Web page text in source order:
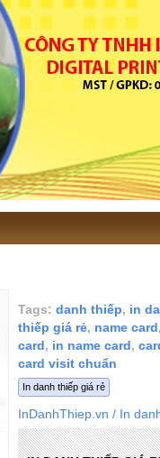
Tags: danh thiếp, in
thiếp giá rẻ, name card,
card, in name card,
card visit chuẩn
In danh thiếp giá rẻ
InDanhThiep.vn / In